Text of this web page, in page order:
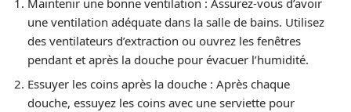
une ventilation adéquate dans la salle de bains. Utilisez
des ventilateurs d’extraction ou ouvrez les fenêtres
pendant et après la douche pour évacuer l’humidité.
Essuyer les coins après la douche : Après chaque
douche, essuyez les coins avec une serviette pour